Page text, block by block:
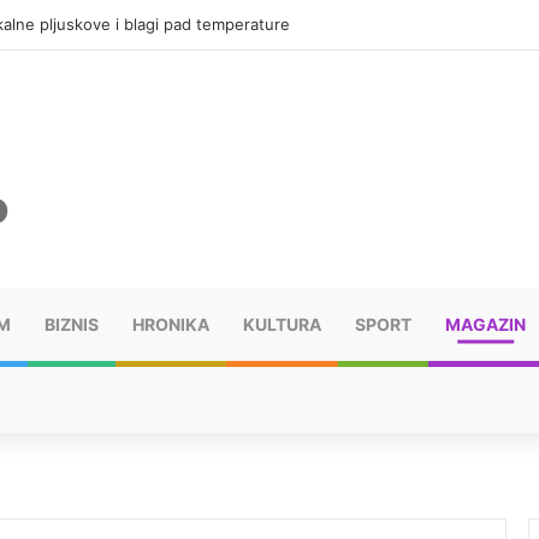
pljuskove i blagi pad temperature
BIZNIS HRONIKA KULTURA SPORT MAGAZIN